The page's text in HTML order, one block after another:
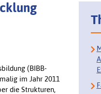
(BIBB-
im Jahr 2011
die Strukturen,